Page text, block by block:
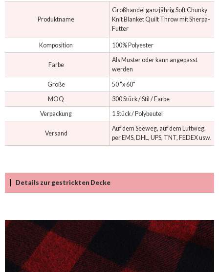
Produktname
Großhandel ganzjährig Soft Chunky
Knit Blanket Quilt Throw mit Sherpa-
Futter
Komposition 100% Polyester
Farbe
Als Muster oder kann angepasst
werden
Größe
50 "x 60"
MOQ
300 Stück / Stil / Farbe
Verpackung
1 Stück / Polybeutel
Versand
Auf dem Seeweg, auf dem Luftweg,
per EMS, DHL, UPS, TNT, FEDEX usw.
Details zur gestrickten Decke